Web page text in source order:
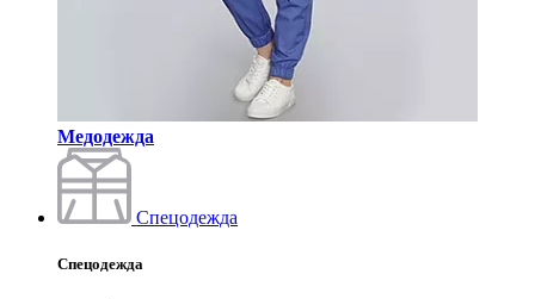
Медодежда
Спецодежда
Спецодежда